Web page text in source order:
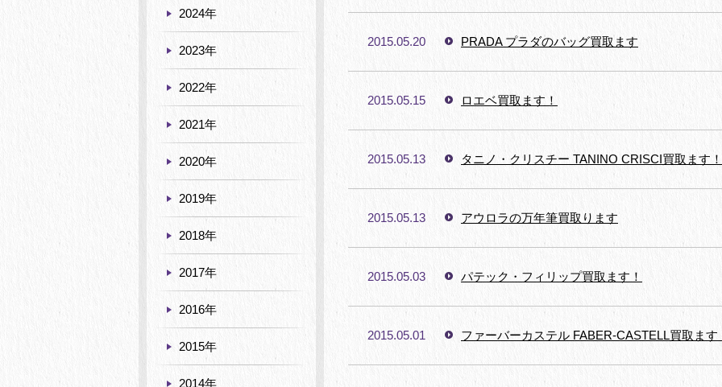
2015.05.20 PRADA プラダのバッグ買取ます
2015.05.15 ロエベ買取ます！
2015.05.13 タニノ・クリスチー TANINO CRISCI買取ます！
2015.05.13 アウロラの万年筆買取ります
2015.05.03 パテック・フィリップ買取ます！
2015.05.01 ファーバーカステル FABER-CASTELL買取ます
2024年
2023年
2022年
2021年
2020年
2019年
2018年
2017年
2016年
2015年
2014年